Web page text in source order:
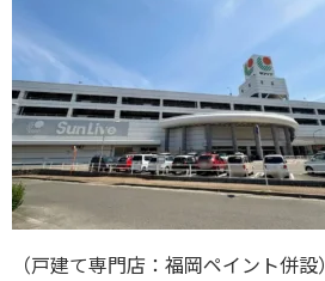
（戸建て専門店：福岡ペイント併設）